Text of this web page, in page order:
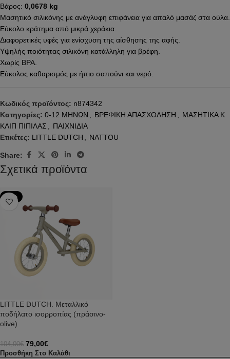
Βάρος: 0,0678 kg
Μασητικό σιλικόνης με ανάγλυφη επιφάνεια για απαλό μασάζ στα ούλα.
Εύκολο κράτημα από μικρά χεράκια.
Διαφορετικές υφές για ενίσχυση της αίσθησης της αφής.
Υψηλής ποιότητας σιλικόνη κατάλληλη για βρέφη.
Χωρίς BPA.
Εύκολος καθαρισμός με ήπιο σαπούνι και νερό.
Κωδικός προϊόντος: n874342
Κατηγορίες: 0-12 ΜΗΝΩΝ , ΒΡΕΦΙΚΗ ΑΠΑΣΧΟΛΗΣΗ , ΜΑΣΗΤΙΚΑ Κ
ΚΛΙΠ ΠΙΠΙΛΑΣ , ΠΑΙΧΝΙΔΙΑ
Ετικέτες: LITTLE DUTCH , NATTOU
Share:
Σχετικά προϊόντα
-24%
LITTLE DUTCH. Μεταλλικό
ποδήλατο ισορροπίας (πράσινο-
olive)
104,00€ 79,00€
Προσθήκη Στο Καλάθι